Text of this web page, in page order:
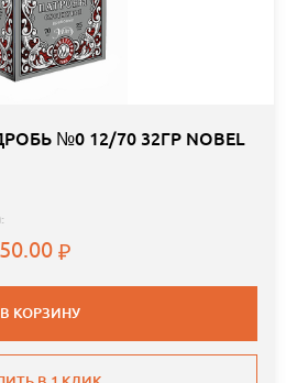
№0 12/70 32ГР NOBEL
В КОРЗИНУ